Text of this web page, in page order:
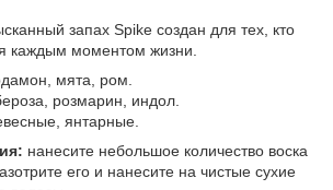
запах Spike создан для тех, кто
каждым моментом жизни.
мята, ром.
розмарин, индол.
янтарные.
нанесите небольшое количество воска
его и нанесите на чистые сухие